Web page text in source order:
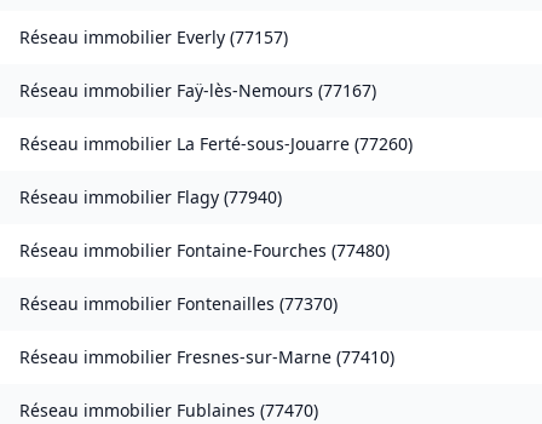
Réseau immobilier Everly (77157)
Réseau immobilier Faÿ-lès-Nemours (77167)
Réseau immobilier La Ferté-sous-Jouarre (77260)
Réseau immobilier Flagy (77940)
Réseau immobilier Fontaine-Fourches (77480)
Réseau immobilier Fontenailles (77370)
Réseau immobilier Fresnes-sur-Marne (77410)
Réseau immobilier Fublaines (77470)